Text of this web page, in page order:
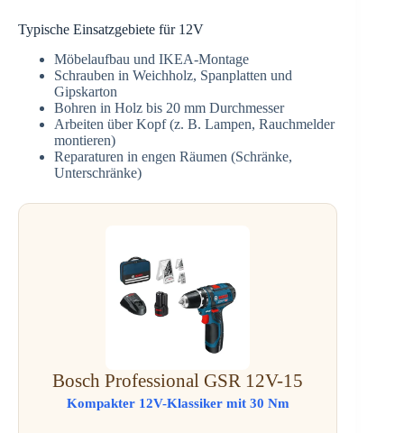
Typische Einsatzgebiete für 12V
Möbelaufbau und IKEA-Montage
Schrauben in Weichholz, Spanplatten und
Gipskarton
Bohren in Holz bis 20 mm Durchmesser
Arbeiten über Kopf (z. B. Lampen, Rauchmelder
montieren)
Reparaturen in engen Räumen (Schränke,
Unterschränke)
Bosch Professional GSR 12V-15
Kompakter 12V-Klassiker mit 30 Nm